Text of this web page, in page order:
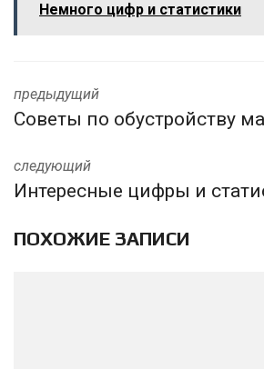
Немного цифр и статистики
предыдущий
Советы по обустройству
следующий
Интересные цифры и
ПОХОЖИЕ ЗАПИСИ